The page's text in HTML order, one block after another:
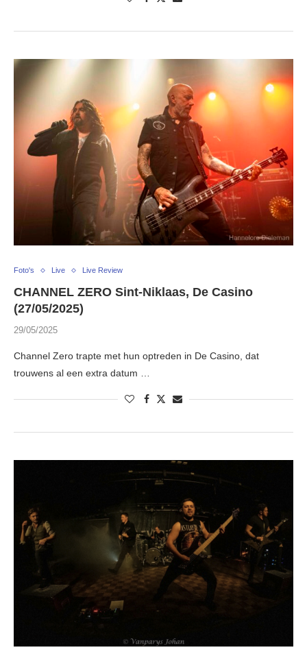
Foto's Live Live Review
CHANNEL ZERO Sint-Niklaas, De Casino
(27/05/2025)
29/05/2025
Channel Zero trapte met hun optreden in De Casino, dat
trouwens al een extra datum …